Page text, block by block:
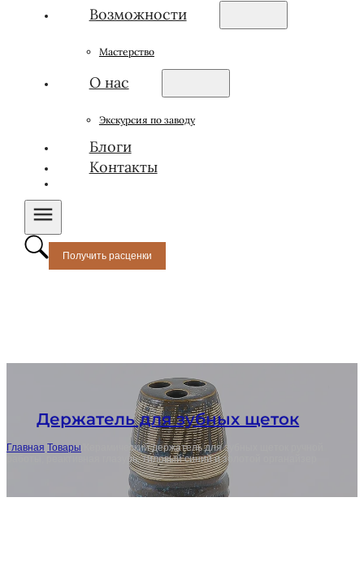
Возможности
Мастерство
О нас
Экскурсия по заводу
Блоги
Контакты
Получить расценки
Держатель для зубных щеток
Главная Товары
Керамический держатель для зубных щеток ручной
работы, реактивная глазурь, тиловый синий и золотой органайзер